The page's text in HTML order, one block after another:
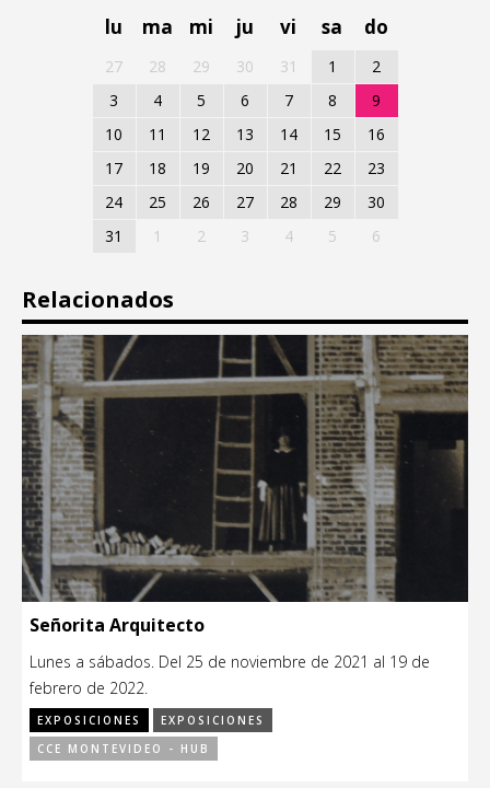
lu
ma mi ju vi sa do
27 28 29 30 31 1
2
3
4 5 6 7 8
9
10
11 12 13 14 15
16
17
18 19 20 21 22
23
24
25 26 27 28 29
30
31
1 2 3 4 5 6
Relacionados
Señorita Arquitecto
Lunes a sábados. Del 25 de noviembre de 2021 al 19 de
febrero de 2022.
EXPOSICIONES
EXPOSICIONES
CCE MONTEVIDEO - HUB